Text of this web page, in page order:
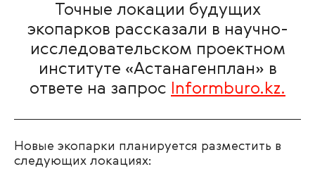
Точные локации будущих
экопарков рассказали в научно-
исследовательском проектном
институте «Астанагенплан» в
ответе на запрос Informburo.kz.
Новые экопарки планируется разместить в
следующих локациях: